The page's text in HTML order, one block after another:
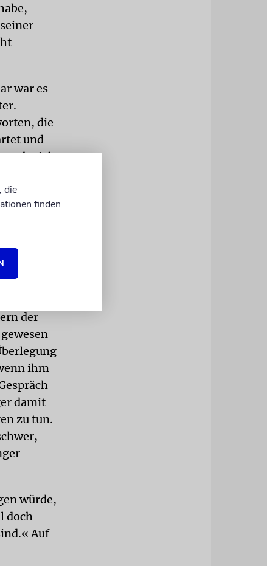
war es
die
und
viele
leugnen
in
der
ihm
damit
zu tun.
würde,
doch
Auf
die
finden